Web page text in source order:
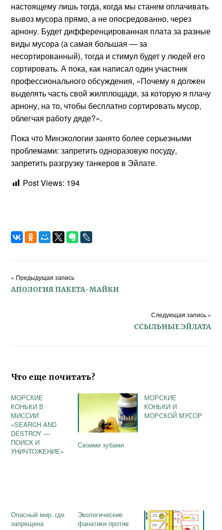
настоящему лишь тогда, когда мы станем оплачивать
вывоз мусора прямо, а не опосредованно, через
арнону. Будет дифференцированная плата за разные
виды мусора (а самая большая — за
несортированный), тогда и стимул будет у людей его
сортировать. А пока, как написал один участник
профессионального обсуждения, «Почему я должен
выделять часть свой жилплощади, за которую я плачу
арнону, на то, чтобы бесплатно сортировать мусор,
облегчая работу дяде?».
Пока что Минэкологии занято более серьезными
проблемами: запретить одноразовую посуду,
запретить разгрузку танкеров в Эйлате.
Post Views: 194
« Предыдущая запись
АПОЛОГИЯ ПАКЕТА-МАЙКИ
Следующая запись »
ССЫЛЬНЫЕ ЭЙЛАТА
Что еще почитать?
МОРСКИЕ
КОНЬКИ В
МИССИИ
«SEARCH AND
DESTROY —
ПОИСК И
УНИЧТОЖЕНИЕ»
Своими зубами
МОРСКИЕ
КОНЬКИ И
МОРСКОЙ МУСОР
Опасный мир, где
запрещена
Экологические
фанатики против